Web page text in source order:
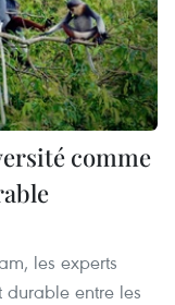
comme
les experts
durable entre les